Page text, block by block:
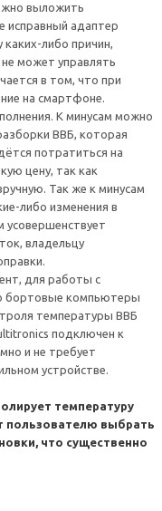
выложить
исправный адаптер
либо причин,
может управлять
в том, что при
на смартфоне.
К минусам можно
ВВБ, которая
потратиться на
цену, так как
Так же к минусам
либо изменения в
усовершенствует
владельцу
для работы с
бортовые компьютеры
температуры ВВБ
подключен к
и не требует
устройстве.
температуру
пользователю выбрать
что существенно